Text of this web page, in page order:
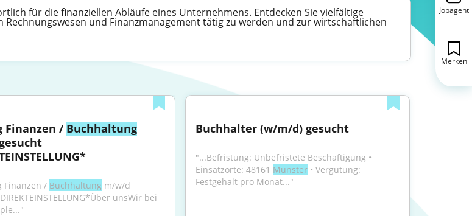
für die finanziellen Abläufe eines Unternehmens. Entdecken Sie vielfältige
und Finanzmanagement tätig zu werden und zur wirtschaftlichen
Finanzen / Buchhaltung
Finanzen / Buchhaltung m/w/d
unsWir bei
Buchhalter (w/m/d) gesucht
"...Befristung: Unbefristete Beschäftigung •
Einsatzorte: 48161 Münster • Vergütung:
Festgehalt pro Monat..."
Jobagent
Merken